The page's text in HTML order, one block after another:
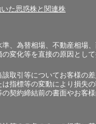
た思惑株と関連株
、為替相場、不動産相場
変化等を直接の原因とし
取引等についてお客様の
指標等の変動により損失
契約締結前の書面やお客